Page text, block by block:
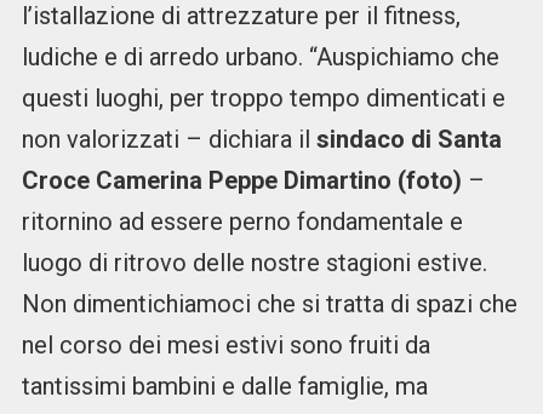
l’istallazione di attrezzature per il fitness,
ludiche e di arredo urbano. “Auspichiamo che
questi luoghi, per troppo tempo dimenticati e
non valorizzati – dichiara il sindaco di Santa
Croce Camerina Peppe Dimartino (foto) –
ritornino ad essere perno fondamentale e
luogo di ritrovo delle nostre stagioni estive.
Non dimentichiamoci che si tratta di spazi che
nel corso dei mesi estivi sono fruiti da
tantissimi bambini e dalle famiglie, ma